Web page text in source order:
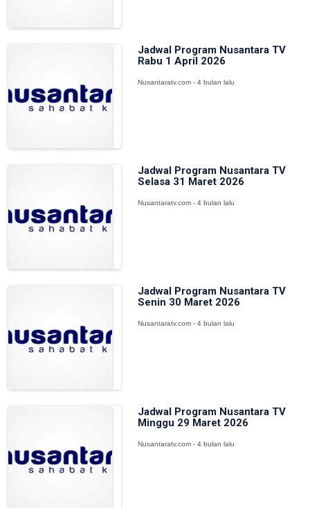
Jadwal Program Nusantara TV
Rabu 1 April 2026
Nusantaratv.com - 4 bulan lalu
Jadwal Program Nusantara TV
Selasa 31 Maret 2026
Nusantaratv.com - 4 bulan lalu
Jadwal Program Nusantara TV
Senin 30 Maret 2026
Nusantaratv.com - 4 bulan lalu
Jadwal Program Nusantara TV
Minggu 29 Maret 2026
Nusantaratv.com - 4 bulan lalu